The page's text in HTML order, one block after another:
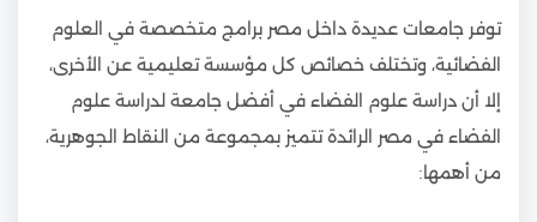
توفر جامعات عديدة داخل مصر برامج متخصصة في العلوم
الفضائية، وتختلف خصائص كل مؤسسة تعليمية عن الأخرى،
إلا أن دراسة علوم الفضاء في أفضل جامعة لدراسة علوم
الفضاء في مصر الرائدة تتميز بمجموعة من النقاط الجوهرية،
من أهمها: